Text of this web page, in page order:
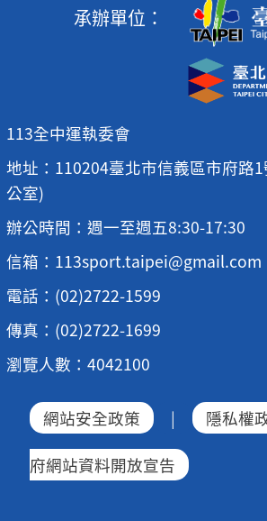
承辦單位：
113全中運執委會
地址：110204臺北市信義區市府路
公室)
辦公時間：週一至週五8:30-17:30
信箱：113sport.taipei@gmail.com
電話：(02)2722-1599
傳真：(02)2722-1699
瀏覽人數：4042100
網站安全政策 | 隱私權
府網站資料開放宣告